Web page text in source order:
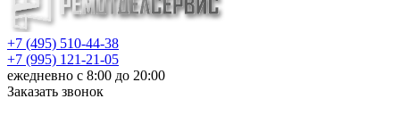
+7 (495) 510-44-38
+7 (995) 121-21-05
ежедневно с 8:00 до 20:00
Заказать звонок